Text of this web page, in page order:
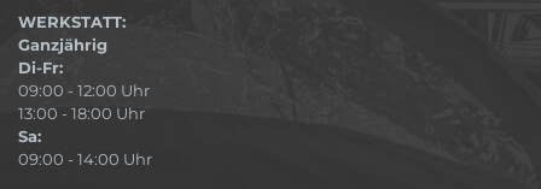
WERKSTATT:
Ganzjährig
Di-Fr:
09:00 - 12:00 Uhr
13:00 - 18:00 Uhr
Sa:
09:00 - 14:00 Uhr